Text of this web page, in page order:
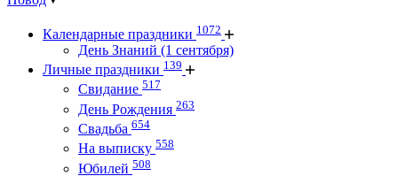
Календарные праздники 1072
День Знаний (1 сентября)
Личные праздники 139
Свидание 517
День Рождения 263
Свадьба 654
На выписку 558
Юбилей 508